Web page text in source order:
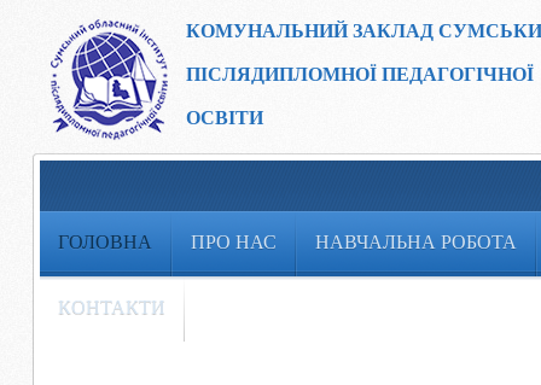
КОМУНАЛЬНИЙ ЗАКЛАД
ПІСЛЯДИПЛОМНОЇ ПЕДАГОГІЧНОЇ
ОСВІТИ
ГОЛОВНА ПРО НАС НАВЧАЛЬНА РОБОТА
КОНТАКТИ